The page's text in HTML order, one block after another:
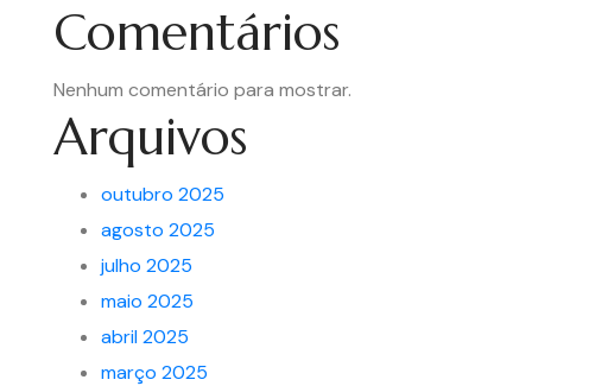
Comentários
Nenhum comentário para mostrar.
Arquivos
outubro 2025
agosto 2025
julho 2025
maio 2025
abril 2025
março 2025